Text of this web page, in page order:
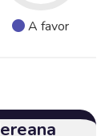
A favor